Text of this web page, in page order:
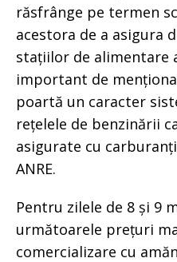
răsfrânge pe termen
acestora de a asigura
stațiilor de alimentare
important de
poartă un caracter
rețelele de benzinării
asigurate cu
ANRE.
Pentru zilele de 8 și 9
următoarele prețuri
comercializare cu